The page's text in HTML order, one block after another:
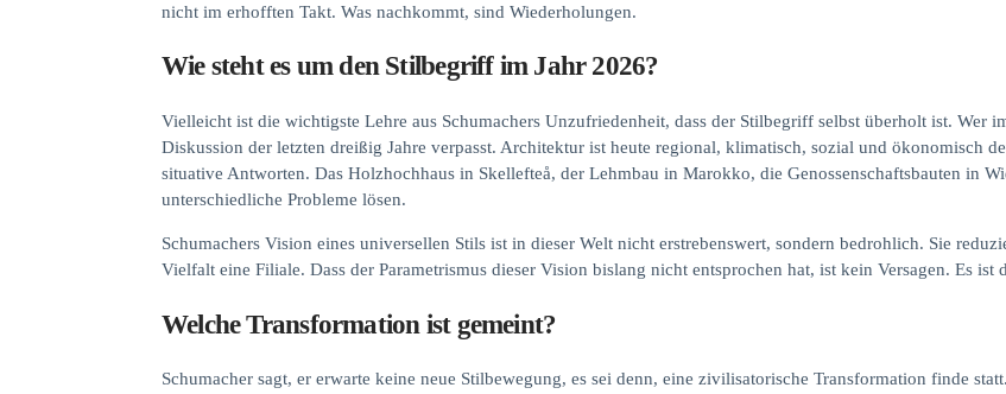
nicht im erhofften Takt. Was nachkommt, sind Wiederholungen.
Wie steht es um den Stilbegriff im Jahr 2026?
Vielleicht ist die wichtigste Lehre aus Schumachers Unzufriedenheit, dass der Stilbegriff selbst überholt ist. Wer
Diskussion der letzten dreißig Jahre verpasst. Architektur ist heute regional, klimatisch, sozial und ökonomisch
situative Antworten. Das Holzhochhaus in Skellefteå, der Lehmbau in Marokko, die Genossenschaftsbauten in
unterschiedliche Probleme lösen.
Schumachers Vision eines universellen Stils ist in dieser Welt nicht erstrebenswert, sondern bedrohlich. Sie
Vielfalt eine Filiale. Dass der Parametrismus dieser Vision bislang nicht entsprochen hat, ist kein Versagen. Es
Welche Transformation ist gemeint?
Schumacher sagt, er erwarte keine neue Stilbewegung, es sei denn, eine zivilisatorische Transformation finde